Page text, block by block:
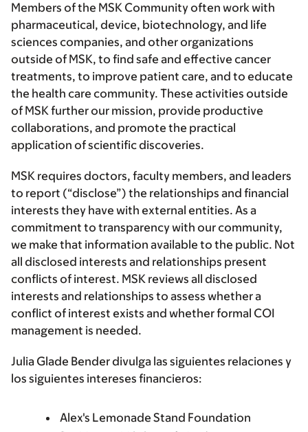
Members of the MSK Community often work with
pharmaceutical, device, biotechnology, and life
sciences companies, and other organizations
outside of MSK, to find safe and effective cancer
treatments, to improve patient care, and to educate
the health care community. These activities outside
of MSK further our mission, provide productive
collaborations, and promote the practical
application of scientific discoveries.
MSK requires doctors, faculty members, and leaders
to report (“disclose”) the relationships and financial
interests they have with external entities. As a
commitment to transparency with our community,
we make that information available to the public. Not
all disclosed interests and relationships present
conflicts of interest. MSK reviews all disclosed
interests and relationships to assess whether a
conflict of interest exists and whether formal COI
management is needed.
Julia Glade Bender divulga las siguientes relaciones y
los siguientes intereses financieros:
Alex's Lemonade Stand Foundation